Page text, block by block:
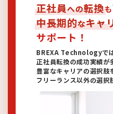
正社員への転換も
中長期的なキャ
サポート！
BREXA Technologyで
正社員転換の成功実績が
豊富なキャリアの選択肢
フリーランス以外の選択